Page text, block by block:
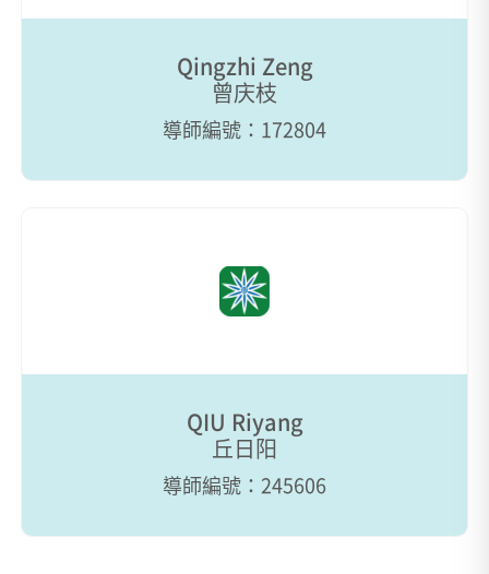
Qingzhi Zeng
曾庆枝
導師編號：172804
QIU Riyang
丘日阳
導師編號：245606